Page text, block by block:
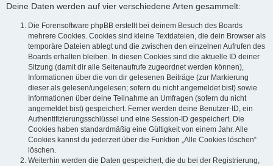
Deine Daten werden auf vier verschiedene Arten gesammelt:
Die Forensoftware phpBB erstellt bei deinem Besuch des Boards
mehrere Cookies. Cookies sind kleine Textdateien, die dein Browser als
temporäre Dateien ablegt und die zwischen den einzelnen Aufrufen des
Boards erhalten bleiben. In diesen Cookies sind die aktuelle ID deiner
Sitzung (damit dir alle Seitenaufrufe zugeordnet werden können),
Informationen über die von dir gelesenen Beiträge (zur Markierung
dieser als gelesen/ungelesen; sofern du nicht angemeldet bist) sowie
Informationen über deine Teilnahme an Umfragen (sofern du nicht
angemeldet bist) gespeichert. Ferner werden deine Benutzer-ID, ein
Authentifizierungsschlüssel und eine Session-ID gespeichert. Die
Cookies haben standardmäßig eine Gültigkeit von einem Jahr. Alle
Cookies kannst du jederzeit über die Funktion „Alle Cookies löschen“
löschen.
Weiterhin werden die Daten gespeichert, die du bei der Registrierung,